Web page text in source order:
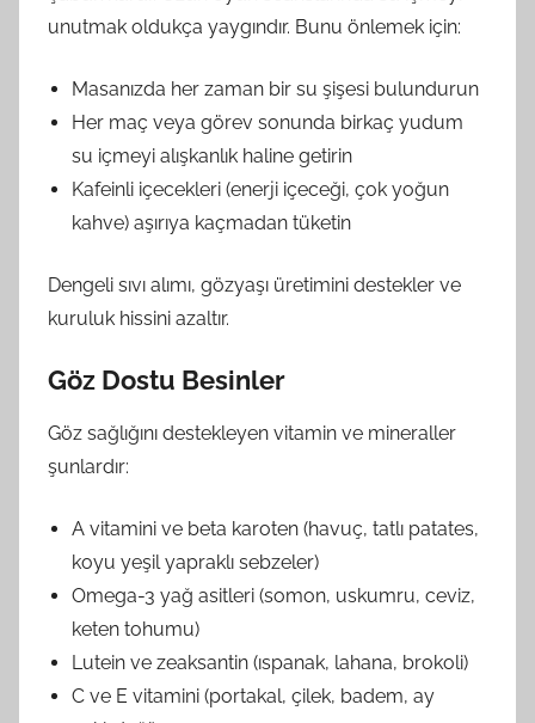
unutmak oldukça yaygındır. Bunu önlemek için:
Masanızda her zaman bir su şişesi bulundurun
Her maç veya görev sonunda birkaç yudum
su içmeyi alışkanlık haline getirin
Kafeinli içecekleri (enerji içeceği, çok yoğun
kahve) aşırıya kaçmadan tüketin
Dengeli sıvı alımı, gözyaşı üretimini destekler ve
kuruluk hissini azaltır.
Göz Dostu Besinler
Göz sağlığını destekleyen vitamin ve mineraller
şunlardır:
A vitamini ve beta karoten (havuç, tatlı patates,
koyu yeşil yapraklı sebzeler)
Omega-3 yağ asitleri (somon, uskumru, ceviz,
keten tohumu)
Lutein ve zeaksantin (ıspanak, lahana, brokoli)
C ve E vitamini (portakal, çilek, badem, ay